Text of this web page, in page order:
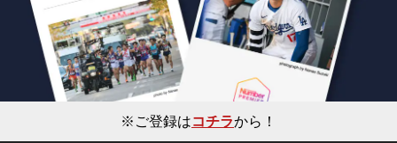
※ご登録はコチラから！